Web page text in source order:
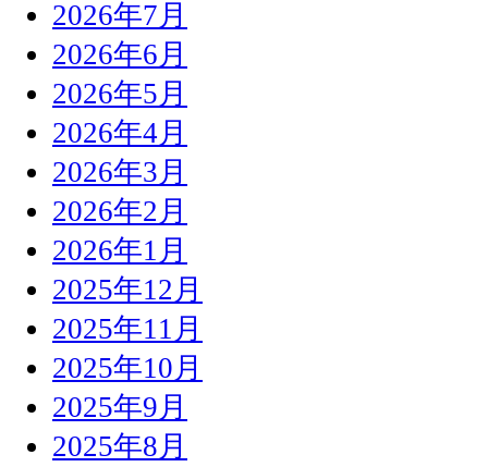
2026年7月
2026年6月
2026年5月
2026年4月
2026年3月
2026年2月
2026年1月
2025年12月
2025年11月
2025年10月
2025年9月
2025年8月